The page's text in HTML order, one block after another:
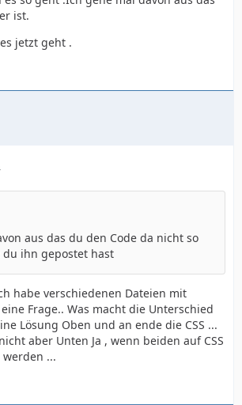
ist.
jetzt geht .
aus das du den Code da nicht so
ihn gepostet hast
habe verschiedenen Dateien mit
Frage.. Was macht die Unterschied
Lösung Oben und an ende die CSS ...
aber Unten Ja , wenn beiden auf CSS
...